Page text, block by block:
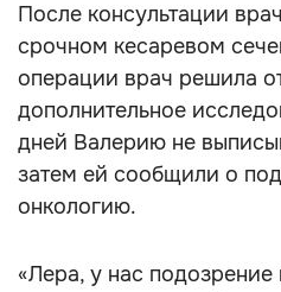
После консультации
срочном кесаревом
операции врач решила
дополнительное
дней Валерию не
затем ей сообщили о
онкологию.
«Лера, у нас